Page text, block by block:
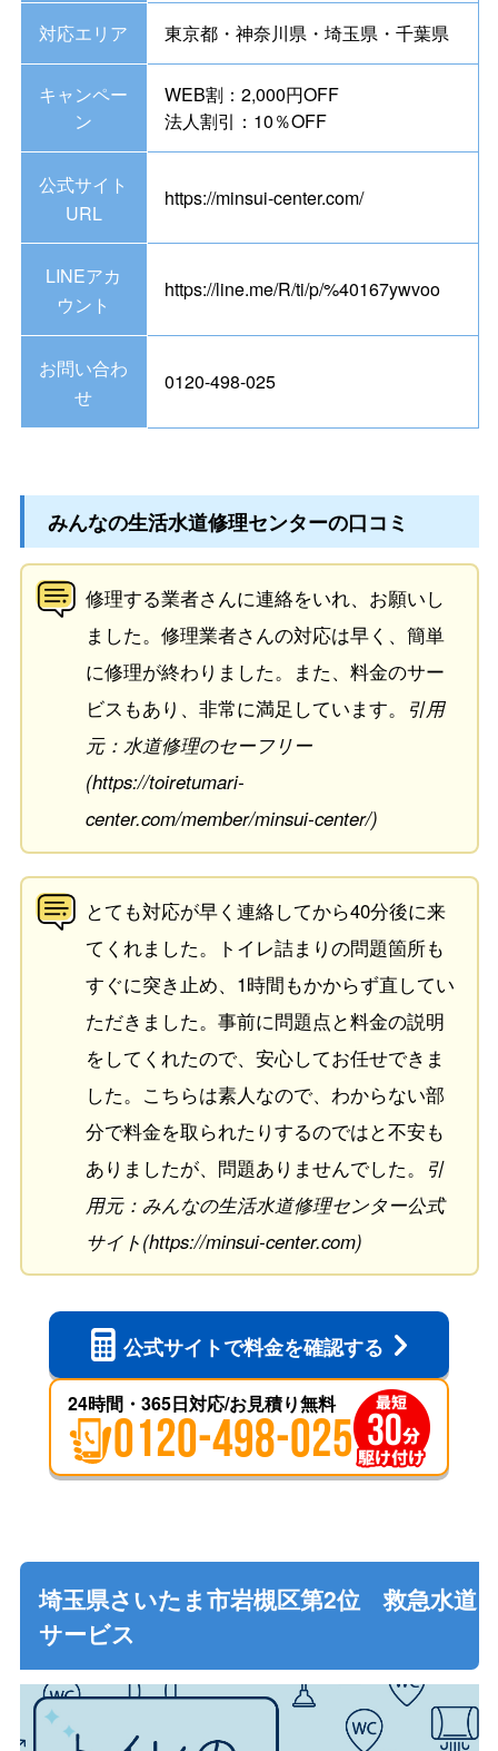
対応エリア 東京都・神奈川県・埼玉県・千葉県
キャンペー
ン
WEB割：2,000円OFF
法人割引：10％OFF
公式サイト
URL
https://minsui-center.com/
LINEアカ
ウント
https://line.me/R/ti/p/%40167ywvoo
お問い合わ
せ
0120-498-025
みんなの生活水道修理センターの口コミ
修理する業者さんに連絡をいれ、お願いし
ました。修理業者さんの対応は早く、簡単
に修理が終わりました。また、料金のサー
ビスもあり、非常に満足しています。 引用
元：水道修理のセーフリー
(https://toiretumari-
center.com/member/minsui-center/)
とても対応が早く連絡してから40分後に来
てくれました。トイレ詰まりの問題箇所も
すぐに突き止め、1時間もかからず直してい
ただきました。事前に問題点と料金の説明
をしてくれたので、安心してお任せできま
した。こちらは素人なので、わからない部
分で料金を取られたりするのではと不安も
ありましたが、問題ありませんでした。
引
用元：みんなの生活水道修理センター公式
サイト(https://minsui-center.com)
公式サイトで料金を確認する
24時間・365日対応/お見積り無料
0120-498-025
埼玉県さいたま市岩槻区第2位 救急水道
サービス